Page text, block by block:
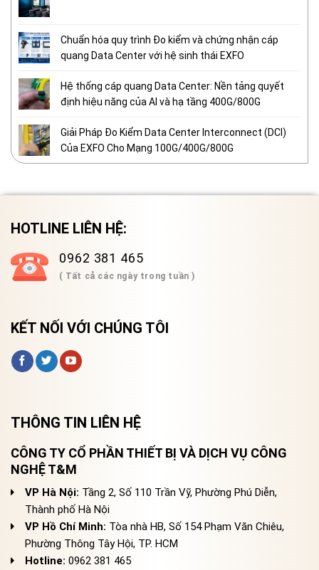
Chuẩn hóa quy trình Đo kiểm và chứng nhận cáp
quang Data Center với hệ sinh thái EXFO
Hệ thống cáp quang Data Center: Nền tảng quyết
định hiệu năng của AI và hạ tầng 400G/800G
Giải Pháp Đo Kiểm Data Center Interconnect (DCI)
Của EXFO Cho Mạng 100G/400G/800G
HOTLINE LIÊN HỆ:
0962 381 465
( Tất cả các ngày trong tuần )
KẾT NỐI VỚI CHÚNG TÔI
THÔNG TIN LIÊN HỆ
CÔNG TY CỔ PHẦN THIẾT BỊ VÀ DỊCH VỤ CÔNG
NGHỆ T&M
VP Hà Nội: Tầng 2, Số 110 Trần Vỹ, Phường Phú Diễn,
Thành phố Hà Nội
VP Hồ Chí Minh: Tòa nhà HB, Số 154 Phạm Văn Chiêu,
Phường Thông Tây Hội, TP. HCM
Hotline: 0962 381 465